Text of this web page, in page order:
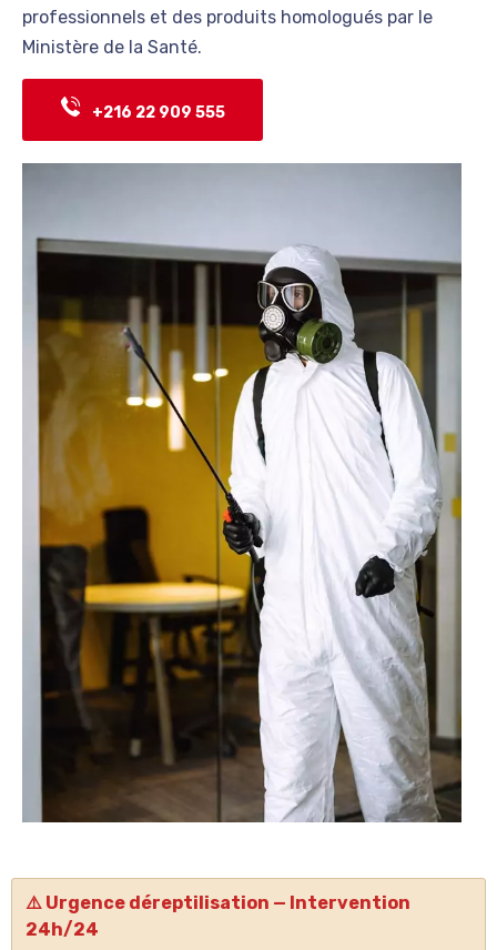
professionnels et des produits homologués par le
Ministère de la Santé.
+216 22 909 555
⚠️ Urgence déreptilisation — Intervention
24h/24